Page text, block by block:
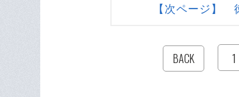
【次ページ】
BACK 1